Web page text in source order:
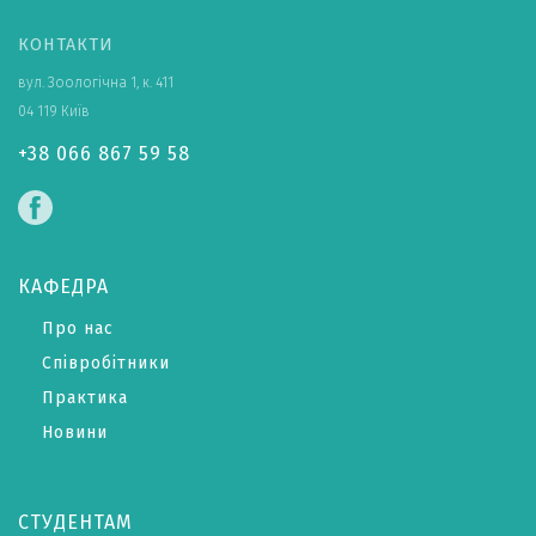
КОНТАКТИ
вул. Зоологічна 1, к. 411
04 119 Київ
+38 066 867 59 58
КАФЕДРА
Про нас
Співробітники
Практика
Новини
СТУДЕНТАМ